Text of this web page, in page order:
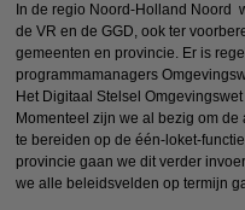
In de regio Noord-Holland Noord
de VR en de GGD, ook ter
gemeenten en provincie. Er is
programmamanagers
Het Digitaal Stelsel
Momenteel zijn we al bezig om
te bereiden op de één-loket-
provincie gaan we dit verder
we alle beleidsvelden op termijn